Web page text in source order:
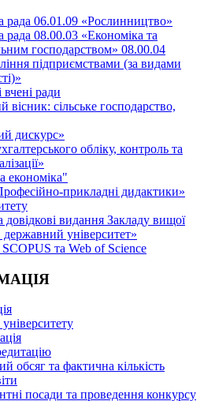
рада 06.01.09 «Рослинництво»
рада 08.00.03 «Економіка та
господарством» 08.00.04
підприємствами (за видами
вчені ради
сільське господарство,
дискурс»
обліку, контроль та
економіка"
прикладні дидактики»
довідкові видання Закладу вищої
державний університет»
та Web of Science
університету
обсяг та фактична кількість
посади та проведення конкурсу